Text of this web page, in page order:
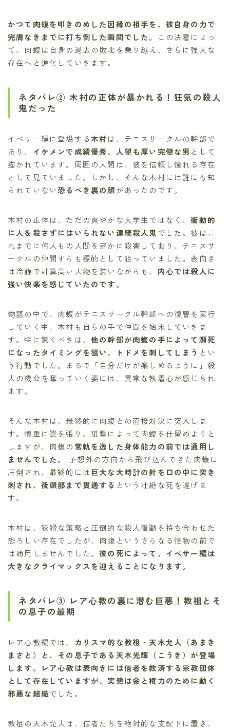
かつて肉蝮を叩きのめした因縁の相手を、彼自身の力で
完膚なきまでに打ち倒した瞬間でした。
この決着によっ
て、肉蝮は自身の過去の敗北を乗り越え、さらに強大な
存在へと進化していきます。
ネタバレ② 木村の正体が暴かれる！狂気の殺人
鬼だった
イベサー編に登場する木村は、テニスサークルの幹部で
あり、 イケメンで成績優秀、人望も厚い完璧な男 として
描かれています。周囲の人間は、彼を信頼し憧れる存在
として見ていました。しかし、そんな木村には誰にも知
られていない恐るべき裏の顔があったのです。
木村の正体は、ただの爽やかな大学生ではなく、衝動的
に人を殺さずにはいられない連続殺人鬼でした。彼はこ
れまでに何人もの人間を密かに殺害しており、テニスサ
ークルの仲間すらも標的として狙っていました。表向き
は冷静で計算高い人物を装いながらも、 内心では殺人に
強い快楽を感じていたのです。
物語の中で、肉蝮がテニスサークル幹部への復讐を実行
していく中、木村も自らの手で仲間を始末していきま
す。特に驚くべきは、 他の幹部が肉蝮の手によって瀕死
になったタイミングを狙い、トドメを刺してしまう とい
う行動でした。まるで「自分だけが楽しめるように」殺
人の機会を奪っていく姿には、異常な執着心が感じられ
ます。
そんな木村は、最終的に肉蝮との直接対決に突入しま
す。慎重に罠を張り、狙撃によって肉蝮を仕留めようと
しますが、肉蝮の 常軌を逸した身体能力の前では通用し
ませんでした。
予想外の方向から飛び込んできた肉蝮に
圧倒され、最終的には 巨大な大時計の針を口の中に突き
刺され、後頭部まで貫通する という壮絶な死を遂げま
す。
木村は、狡猾な策略と圧倒的な殺人衝動を持ち合わせた
恐ろしい存在でしたが、肉蝮というさらなる怪物の前で
は通用しませんでした。彼の死によって、イベサー編は
大きなクライマックスを迎えることになります。
ネタバレ③ レア心教の裏に潜む巨悪！教祖とそ
の息子の最期
レア心教編では、
カリスマ的な教祖・天木允人（あまき
まさと）
と、その息子である 天木光輝（こうき） が登場
します。レア心教は表向きには信者を救済する宗教団体
として存在していますが、実態は金と権力のために動く
邪悪な組織でした。
教祖の天木允人は、信者たちを絶対的な支配下に置き、